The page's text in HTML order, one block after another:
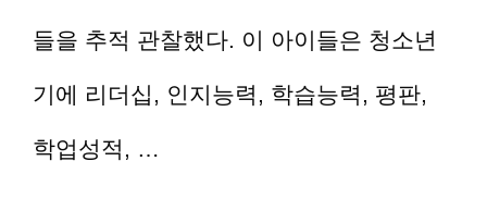
들을 추적 관찰했다. 이 아이들은 청소년
기에 리더십, 인지능력, 학습능력, 평판,
학업성적, …